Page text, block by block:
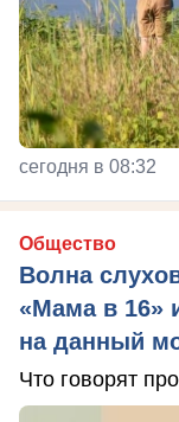
сегодня в 08:32
Общество
Волна
«Мама в 16»
на данный
Что говорят